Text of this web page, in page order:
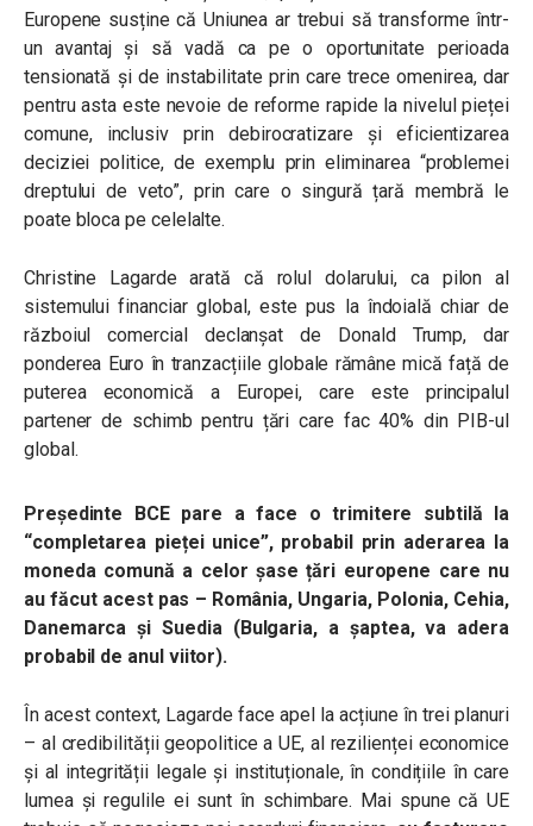
Europene susține că Uniunea ar trebui să transforme într-
un avantaj și să vadă ca pe o oportunitate perioada
tensionată și de instabilitate prin care trece omenirea, dar
pentru asta este nevoie de reforme rapide la nivelul pieței
comune, inclusiv prin debirocratizare și eficientizarea
deciziei politice, de exemplu prin eliminarea “problemei
dreptului de veto”, prin care o singură țară membră le
poate bloca pe celelalte.
Christine Lagarde arată că rolul dolarului, ca pilon al
sistemului financiar global, este pus la îndoială chiar de
războiul comercial declanșat de Donald Trump, dar
ponderea Euro în tranzacțiile globale rămâne mică față de
puterea economică a Europei, care este principalul
partener de schimb pentru țări care fac 40% din PIB-ul
global.
Președinte BCE pare a face o trimitere subtilă la
“completarea pieței unice”, probabil prin aderarea la
moneda comună a celor șase țări europene care nu
au făcut acest pas – România, Ungaria, Polonia, Cehia,
Danemarca și Suedia (Bulgaria, a șaptea, va adera
probabil de anul viitor).
În acest context, Lagarde face apel la acțiune în trei planuri
– al credibilității geopolitice a UE, al rezilienței economice
și al integrității legale și instituționale, în condițiile în care
lumea și regulile ei sunt în schimbare. Mai spune că UE